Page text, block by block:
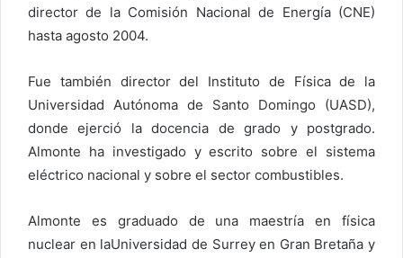
director de la Comisión Nacional de Energía (CNE)
hasta agosto 2004.
Fue también director del Instituto de Física de la
Universidad Autónoma de Santo Domingo (UASD),
donde ejerció la docencia de grado y postgrado.
Almonte ha investigado y escrito sobre el sistema
eléctrico nacional y sobre el sector combustibles.
Almonte es graduado de una maestría en física
nuclear en laUniversidad de Surrey en Gran Bretaña y